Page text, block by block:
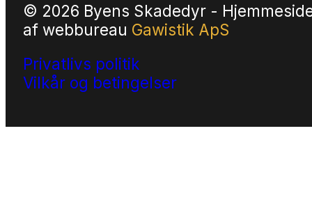
© 2026 Byens Skadedyr -
af webbureau Gawistik ApS
Privatlivs politik
Vilkår og betingelser